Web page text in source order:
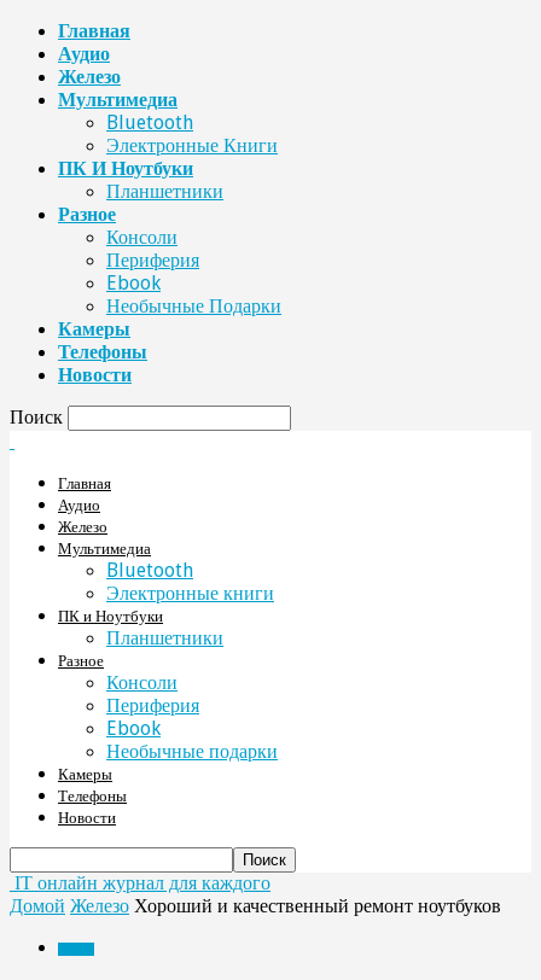
Главная
Аудио
Железо
Мультимедиа
Bluetooth
Электронные Книги
ПК И Ноутбуки
Планшетники
Разное
Консоли
Периферия
Ebook
Необычные Подарки
Камеры
Телефоны
Новости
Поиск
Главная
Аудио
Железо
Мультимедиа
Bluetooth
Электронные книги
ПК и Ноутбуки
Планшетники
Разное
Консоли
Периферия
Ebook
Необычные подарки
Камеры
Телефоны
Новости
IT онлайн журнал для каждого
Домой Железо Хороший и качественный ремонт ноутбуков